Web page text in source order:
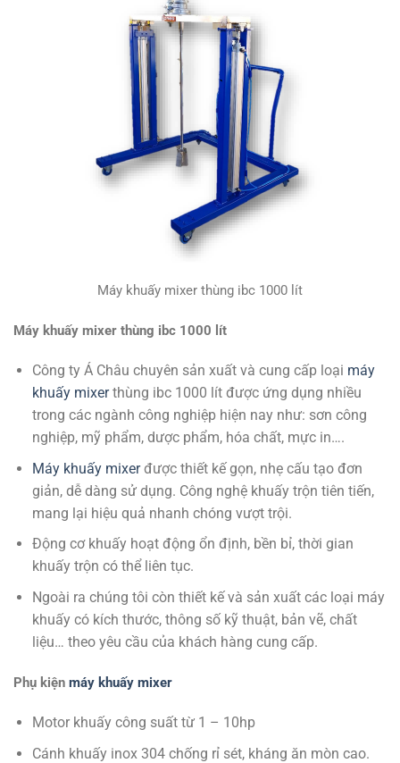
Máy khuấy mixer thùng ibc 1000 lít
Máy khuấy mixer thùng ibc 1000 lít
Công ty Á Châu chuyên sản xuất và cung cấp loại máy
khuấy mixerthùng ibc 1000 lít được ứng dụng nhiều
trong các ngành công nghiệp hiện nay như: sơn công
nghiệp, mỹ phẩm, dược phẩm, hóa chất, mực in….
Máy khuấy mixerđược thiết kế gọn, nhẹ cấu tạo đơn
giản, dễ dàng sử dụng. Công nghệ khuấy trộn tiên tiến,
mang lại hiệu quả nhanh chóng vượt trội.
Động cơ khuấy hoạt động ổn định, bền bỉ, thời gian
khuấy trộn có thể liên tục.
Ngoài ra chúng tôi còn thiết kế và sản xuất các loại máy
khuấy có kích thước, thông số kỹ thuật, bản vẽ, chất
liệu… theo yêu cầu của khách hàng cung cấp.
Phụ kiện máy khuấy mixer
Motor khuấy công suất từ 1 – 10hp
Cánh khuấy inox 304 chống rỉ sét, kháng ăn mòn cao.